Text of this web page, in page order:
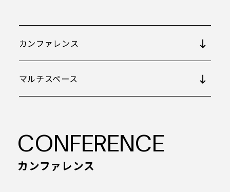
うめきた公園・南館
（ボーネルンド プレイキューブ）
マルチスペース
Fit cube
コングレスクエア グラングリーン大阪
CONTACT お問い合わせ
よくあるご質問
カンファレンス
マルチスペース
CONFERENCE
カンファレンス